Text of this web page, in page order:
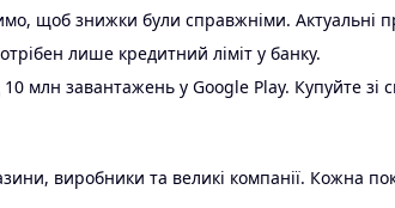
щоб знижки були справжніми. Актуальні
лише кредитний ліміт у банку.
млн завантажень у Google Play. Купуйте зі
виробники та великі компанії. Кожна